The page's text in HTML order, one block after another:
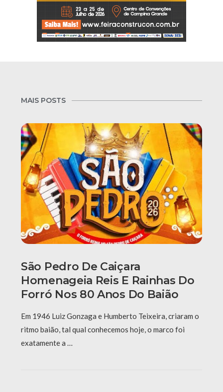
MAIS POSTS
São Pedro De Caiçara
Homenageia Reis E Rainhas Do
Forró Nos 80 Anos Do Baião
Em 1946 Luiz Gonzaga e Humberto Teixeira, criaram o
ritmo baião, tal qual conhecemos hoje, o marco foi
exatamente a …